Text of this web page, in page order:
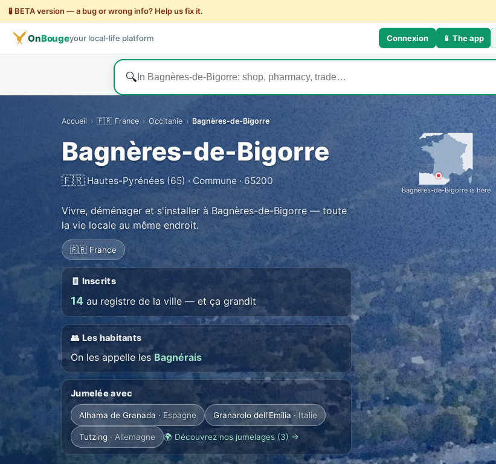
🧪 BETA version — a bug or wrong info? Help us fix it.
OnBougeyour local-life platform Connexion 📱 The app
🔍
Accueil › 🇫🇷 France › Occitanie › Bagnères-de-Bigorre
Bagnères-de-Bigorre
🇫🇷 Hautes-Pyrénées (65) · Commune · 65200
Bagnères-de-Bigorre is here
Vivre, déménager et s'installer à Bagnères-de-Bigorre — toute
la vie locale au même endroit.
🇫🇷 France
🧾 Inscrits
14 au registre de la ville — et ça grandit
👥 Les habitants
On les appelle les Bagnérais
Jumelée avec
Alhama de Granada · Espagne Granarolo dell'Emilia · Italie
Tutzing · Allemagne 🌍 Découvrez nos jumelages (3) →